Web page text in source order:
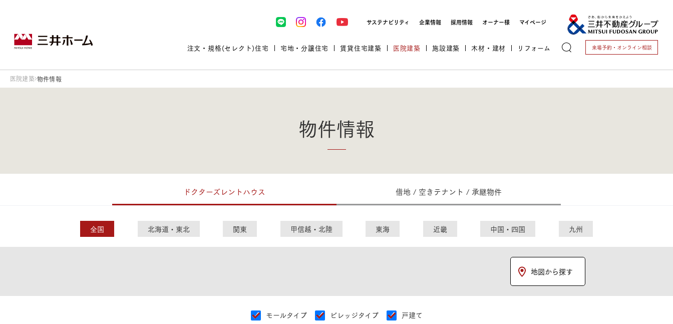
サステナビリティ 企業情報 採用情報 オーナー様 マイページ
注文・規格(セレクト)住宅
注文住宅｜三井ホームオーダー
プロが厳選した住まいをセレクトする
規格住宅｜三井ホームセレクト
宅地・分譲住宅
建売/戸建分譲
土地・建物探しをコンサルティン
グ
ランドパートナー一覧
賃貸住宅建築
木造賃貸住宅MOCXSTYLE
イベント＆セミナー 企業向け不動産活用（CRE）
医院建築
ドクターズ宝箱
ドクタープランニュース
セミナー・相談会情報
セミナー・内覧会レポート
開業のための物件情報
診療圏調査依頼
これから開業される方
開業されている方
施設建築
選ばれる理由
文教・保育施設実例
商業施設実例
木材・建材
事業内容
取扱商品
資料請求 お問い合わせ
リフォーム
万全のサポート
来場予約・ オンライン相談
医院建築 物件情報
物件情報
ドクターズレントハウス 借地 / 空きテナント / 承継物件
全国 北海道・東北 関東 甲信越・北陸 東海 近畿 中国・四国 九州
地図から探す
モールタイプ ビレッジタイプ 戸建て